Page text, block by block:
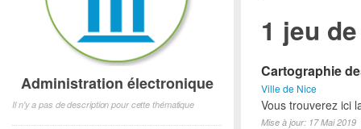
1 jeu
Cartographie
Ville de Nice
Vous trouverez ici
Mise à jour: 17 Mai 2019
Administration électronique
Il n'y a pas de description pour cette thématique